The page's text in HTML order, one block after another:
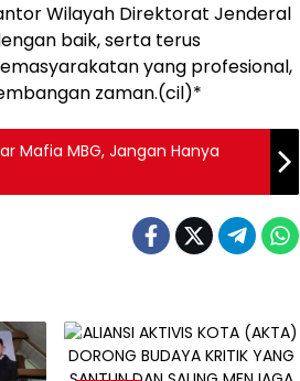
Wilayah Direktorat Jenderal
baik, serta terus
yang profesional,
zaman.(cil)*
Mafia MBG, Jangan Hanya